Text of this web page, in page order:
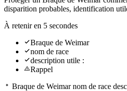
disparition probables, identification
À retenir en 5 secondes
Braque de Weimar
nom de race
description utile :
Rappel
Braque de Weimarnom de race